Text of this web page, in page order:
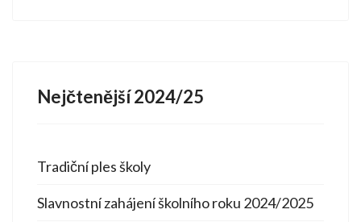
Nejčtenější 2024/25
Tradiční ples školy
Slavnostní zahájení školního roku 2024/2025